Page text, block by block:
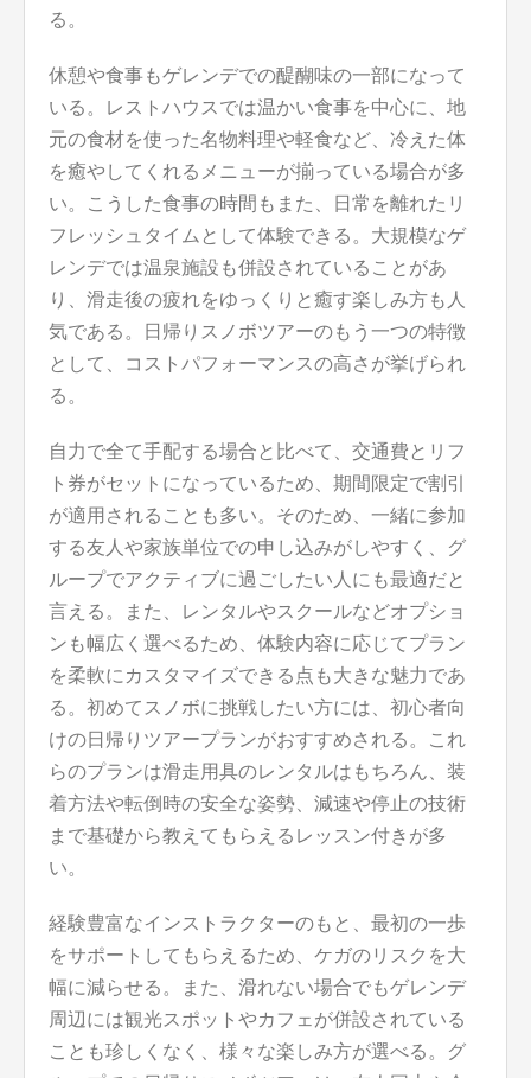
る。
休憩や食事もゲレンデでの醍醐味の一部になって
いる。レストハウスでは温かい食事を中心に、地
元の食材を使った名物料理や軽食など、冷えた体
を癒やしてくれるメニューが揃っている場合が多
い。こうした食事の時間もまた、日常を離れたリ
フレッシュタイムとして体験できる。大規模なゲ
レンデでは温泉施設も併設されていることがあ
り、滑走後の疲れをゆっくりと癒す楽しみ方も人
気である。日帰りスノボツアーのもう一つの特徴
として、コストパフォーマンスの高さが挙げられ
る。
自力で全て手配する場合と比べて、交通費とリフ
ト券がセットになっているため、期間限定で割引
が適用されることも多い。そのため、一緒に参加
する友人や家族単位での申し込みがしやすく、グ
ループでアクティブに過ごしたい人にも最適だと
言える。また、レンタルやスクールなどオプショ
ンも幅広く選べるため、体験内容に応じてプラン
を柔軟にカスタマイズできる点も大きな魅力であ
る。初めてスノボに挑戦したい方には、初心者向
けの日帰りツアープランがおすすめされる。これ
らのプランは滑走用具のレンタルはもちろん、装
着方法や転倒時の安全な姿勢、減速や停止の技術
まで基礎から教えてもらえるレッスン付きが多
い。
経験豊富なインストラクターのもと、最初の一歩
をサポートしてもらえるため、ケガのリスクを大
幅に減らせる。また、滑れない場合でもゲレンデ
周辺には観光スポットやカフェが併設されている
ことも珍しくなく、様々な楽しみ方が選べる。グ